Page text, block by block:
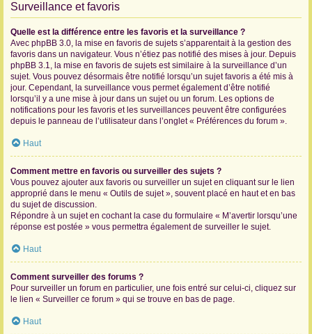
Surveillance et favoris
Quelle est la différence entre les favoris et la surveillance ?
Avec phpBB 3.0, la mise en favoris de sujets s’apparentait à la gestion des
favoris dans un navigateur. Vous n’étiez pas notifié des mises à jour. Depuis
phpBB 3.1, la mise en favoris de sujets est similaire à la surveillance d’un
sujet. Vous pouvez désormais être notifié lorsqu’un sujet favoris a été mis à
jour. Cependant, la surveillance vous permet également d’être notifié
lorsqu’il y a une mise à jour dans un sujet ou un forum. Les options de
notifications pour les favoris et les surveillances peuvent être configurées
depuis le panneau de l’utilisateur dans l’onglet « Préférences du forum ».
Haut
Comment mettre en favoris ou surveiller des sujets ?
Vous pouvez ajouter aux favoris ou surveiller un sujet en cliquant sur le lien
approprié dans le menu « Outils de sujet », souvent placé en haut et en bas
du sujet de discussion.
Répondre à un sujet en cochant la case du formulaire « M’avertir lorsqu’une
réponse est postée » vous permettra également de surveiller le sujet.
Haut
Comment surveiller des forums ?
Pour surveiller un forum en particulier, une fois entré sur celui-ci, cliquez sur
le lien « Surveiller ce forum » qui se trouve en bas de page.
Haut